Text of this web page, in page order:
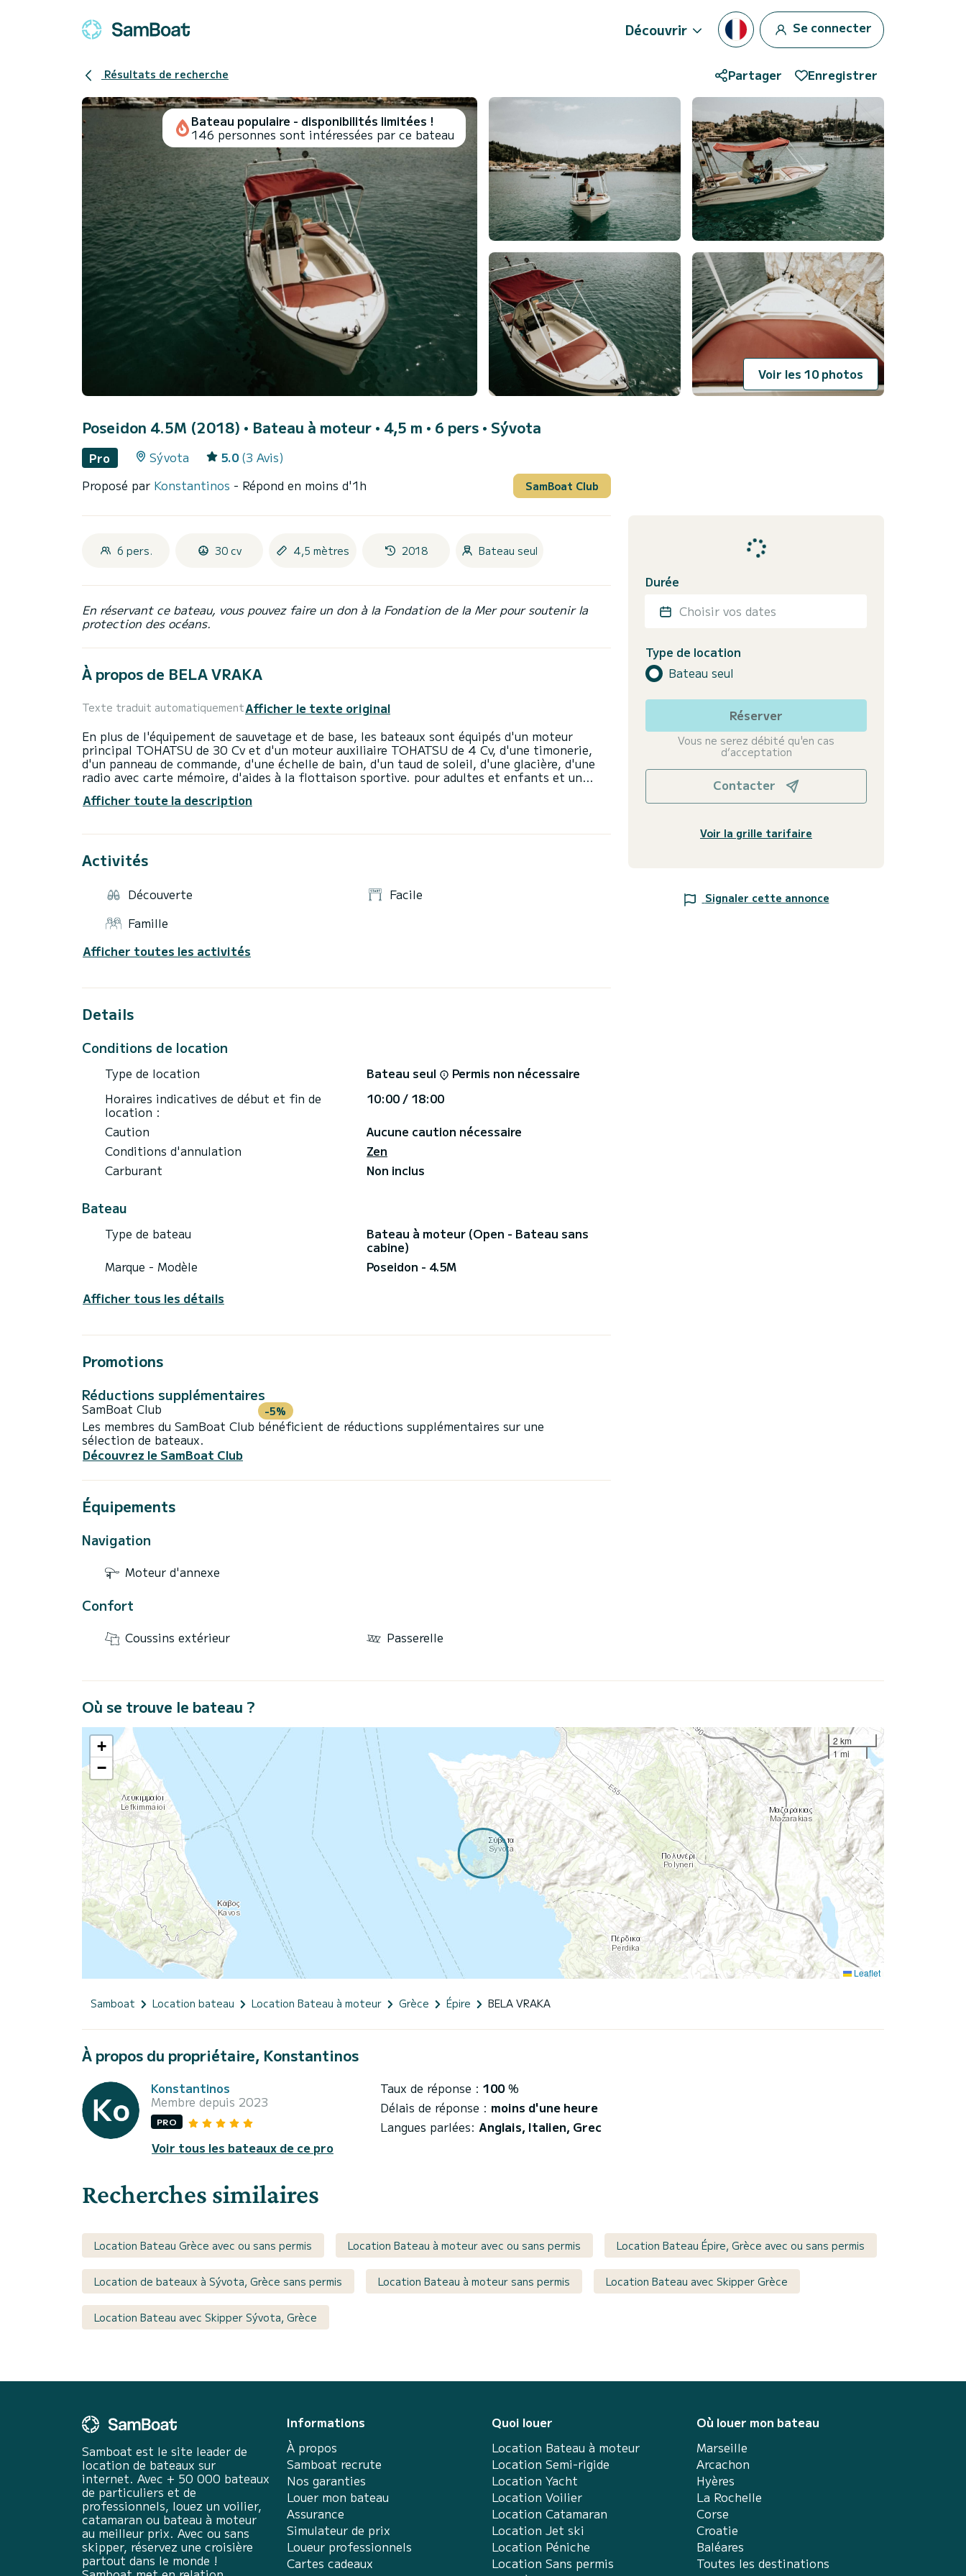
Découvrir Se connecter
Résultats de recherche Partager Enregistrer
Voir les 10 photos
Bateau populaire - disponibilités limitées !
146 personnes sont intéressées par ce bateau
Poseidon 4.5M (2018) • Bateau à moteur • 4,5 m • 6 pers • Sývota
Pro Sývota 5.0 (3 Avis)
Proposé par Konstantinos - Répond en moins d'1h SamBoat Club
6 pers. 30 cv 4,5 mètres 2018 Bateau seul
En réservant ce bateau, vous pouvez faire un don à la Fondation de la Mer pour soutenir la
protection des océans.
À propos de BELA VRAKA
Texte traduit automatiquementAfficher le texte original
En plus de l'équipement de sauvetage et de base, les bateaux sont équipés d'un moteur
principal TOHATSU de 30 Cv et d'un moteur auxiliaire TOHATSU de 4 Cv, d'une timonerie,
d'un panneau de commande, d'une échelle de bain, d'un taud de soleil, d'une glacière, d'une
radio avec carte mémoire, d'aides à la flottaison sportive. pour adultes et enfants et un
Afficher toute la description
Activités
Découverte
Facile
Famille
Afficher toutes les activités
Details
Conditions de location
Type de location Bateau seul
Permis non nécessaire
Horaires indicatives de début et fin de
location :
10:00 / 18:00
Caution
Aucune caution nécessaire
Conditions d'annulation
Zen
Carburant
Non inclus
Bateau
Type de bateau Bateau à moteur (Open - Bateau sans
cabine)
Marque - Modèle
Poseidon - 4.5M
Afficher tous les détails
Promotions
Réductions supplémentaires
SamBoat Club -5%
Les membres du SamBoat Club bénéficient de réductions supplémentaires sur une
sélection de bateaux.
Découvrez le SamBoat Club
Équipements
Navigation
Moteur d'annexe
Confort
Coussins extérieur Passerelle
Durée
Choisir vos dates
Type de location
Bateau seul
Réserver
Vous ne serez débité qu'en cas
d’acceptation
Contacter
Voir la grille tarifaire
Signaler cette annonce
Où se trouve le bateau ?
+
−
2 km
1 mi
Leaflet
Samboat Location bateau Location Bateau à moteur Grèce Épire BELA VRAKA
À propos du propriétaire, Konstantinos
Konstantinos
Membre depuis 2023
PRO
Voir tous les bateaux de ce pro
Taux de réponse : 100%
Délais de réponse : moins d'une heure
Langues parlées: Anglais, Italien, Grec
Recherches similaires
Location Bateau Grèce avec ou sans permis Location Bateau à moteur avec ou sans permis Location Bateau Épire, Grèce avec ou sans permis
Location de bateaux à Sývota, Grèce sans permis Location Bateau à moteur sans permis Location Bateau avec Skipper Grèce
Location Bateau avec Skipper Sývota, Grèce
Samboat est le site leader de
location de bateaux sur
internet. Avec + 50 000 bateaux
de particuliers et de
professionnels, louez un voilier,
catamaran ou bateau à moteur
au meilleur prix. Avec ou sans
skipper, réservez une croisière
partout dans le monde !
Informations
À propos
Samboat recrute
Nos garanties
Louer mon bateau
Assurance
Simulateur de prix
Loueur professionnels
Cartes cadeaux
Quoi louer
Location Bateau à moteur
Location Semi-rigide
Location Yacht
Location Voilier
Location Catamaran
Location Jet ski
Location Péniche
Location Sans permis
Où louer mon bateau
Marseille
Arcachon
Hyères
La Rochelle
Corse
Croatie
Baléares
Toutes les destinations